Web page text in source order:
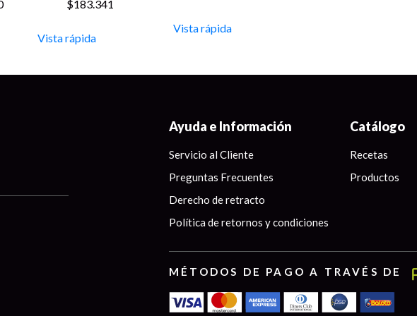
Price
$18.000
$183.341
Vista rápida
Vista rápida
Ayuda e Información
Servicio al Cliente
Preguntas Frecuentes
Derecho de retracto
Política de retornos y condiciones
Catálogo
Recetas
Productos
MÉTODOS DE PAGO A TRAVÉS DE